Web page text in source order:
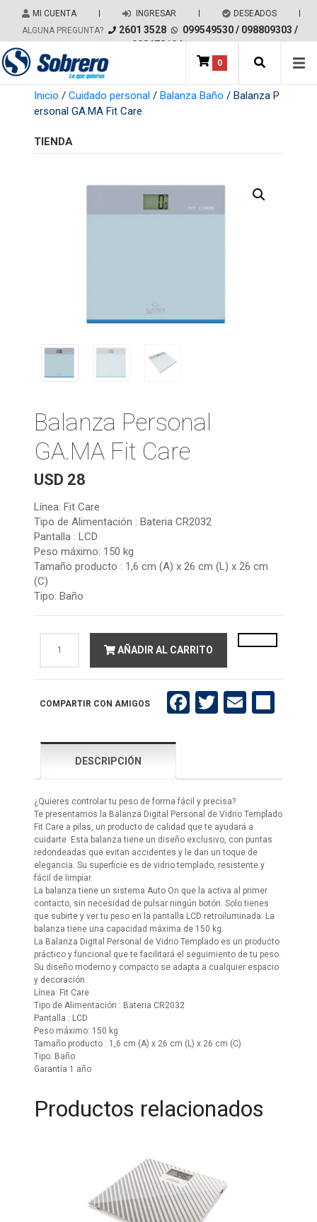
MI CUENTA | INGRESAR | DESEADOS |
ALGUNA PREGUNTA? 2601 3528 099549530/ 098809303 /
098678194
Salir del contenido
Main Navigation 0
Inicio / Cuidado personal / Balanza Baño / Balanza P
ersonal GA.MA Fit Care
TIENDA
Balanza Personal
GA.MA Fit Care
USD 28
Línea: Fit Care
Tipo de Alimentación : Bateria CR2032
Pantalla : LCD
Peso máximo: 150 kg
Tamaño producto : 1,6 cm (A) x 26 cm (L) x 26 cm
(C)
Tipo: Baño
Personal
cantidad
AÑADIR AL CARRITO
COMPARTIR CON AMIGOS FacebookTwitter
DESCRIPCIÓN
¿Quieres controlar tu peso de forma fácil y precisa?
Te presentamos la Balanza Digital Personal de Vidrio Templado
Fit Care a pilas, un producto de calidad que te ayudará a
cuidarte. Esta balanza tiene un diseño exclusivo, con puntas
redondeadas que evitan accidentes y le dan un toque de
elegancia. Su superficie es de vidrio templado, resistente y
fácil de limpiar.
La balanza tiene un sistema Auto On que la activa al primer
contacto, sin necesidad de pulsar ningún botón. Solo tienes
que subirte y ver tu peso en la pantalla LCD retroiluminada. La
balanza tiene una capacidad máxima de 150 kg.
La Balanza Digital Personal de Vidrio Templado es un producto
práctico y funcional que te facilitará el seguimiento de tu peso.
Su diseño moderno y compacto se adapta a cualquier espacio
y decoración.
Línea: Fit Care
Tipo de Alimentación : Bateria CR2032
Pantalla : LCD
Peso máximo: 150 kg
Tamaño producto : 1,6 cm (A) x 26 cm (L) x 26 cm (C)
Tipo: Baño
Garantía 1 año
Productos relacionados